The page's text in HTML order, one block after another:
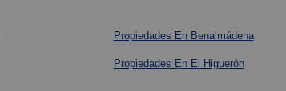
Propiedades En Benalmádena
Propiedades En El Higuerón